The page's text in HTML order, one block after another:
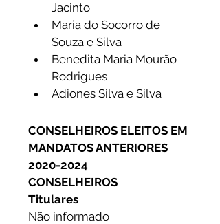
Jacinto
Maria do Socorro de
Souza e Silva
Benedita Maria Mourão
Rodrigues
Adiones Silva e Silva
CONSELHEIROS ELEITOS EM
MANDATOS ANTERIORES
2020-2024
CONSELHEIROS
Titulares
Não informado